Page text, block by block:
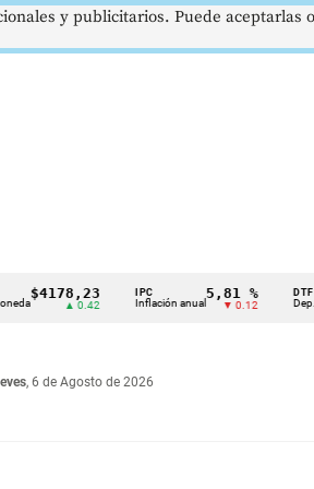
▲ 0.42
IPC
Inflación anual
5,81 %
▼ 0.12
DTF
Dep.
, 6 de Agosto de 2026
y publicitarios. Puede aceptarlas